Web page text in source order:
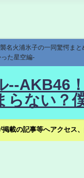
名火浦氷子の一同驚愕ま
た星空編-
--AKB46
らない？
載の記事等へアクセス